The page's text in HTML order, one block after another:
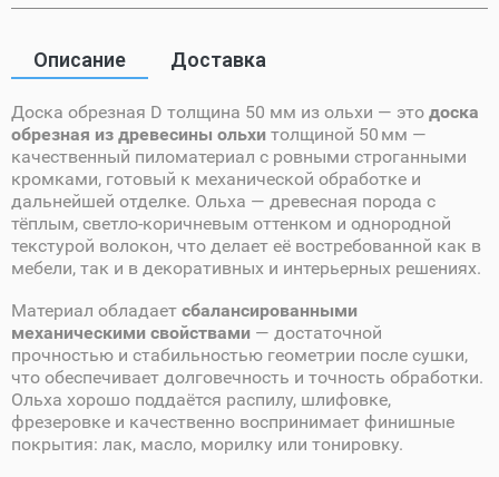
Описание Доставка
Доска обрезная D толщина 50 мм из ольхи — это доска
обрезная из древесины ольхи толщиной 50 мм —
качественный пиломатериал с ровными строганными
кромками, готовый к механической обработке и
дальнейшей отделке. Ольха — древесная порода с
тёплым, светло‑коричневым оттенком и однородной
текстурой волокон, что делает её востребованной как в
мебели, так и в декоративных и интерьерных решениях.
Материал обладает сбалансированными
механическими свойствами — достаточной
прочностью и стабильностью геометрии после сушки,
что обеспечивает долговечность и точность обработки.
Ольха хорошо поддаётся распилу, шлифовке,
фрезеровке и качественно воспринимает финишные
покрытия: лак, масло, морилку или тонировку.